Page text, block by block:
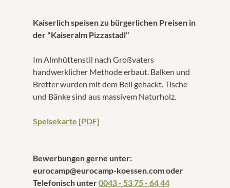
Kaiserlich speisen zu bürgerlichen Preisen in
der "Kaiseralm Pizzastadl"
Im Almhüttenstil nach Großvaters
handwerklicher Methode erbaut. Balken und
Bretter wurden mit dem Beil gehackt. Tische
und Bänke sind aus massivem Naturholz.
Speisekarte [PDF]
Bewerbungen gerne unter:
eurocamp@eurocamp-koessen.com oder
Telefonisch unter0043 - 53 75 - 64 44